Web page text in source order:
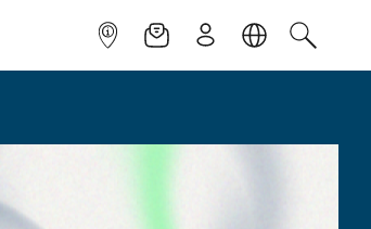
INFOPOINTNEWSLETTER
ISCRIVITILINGUACERCA